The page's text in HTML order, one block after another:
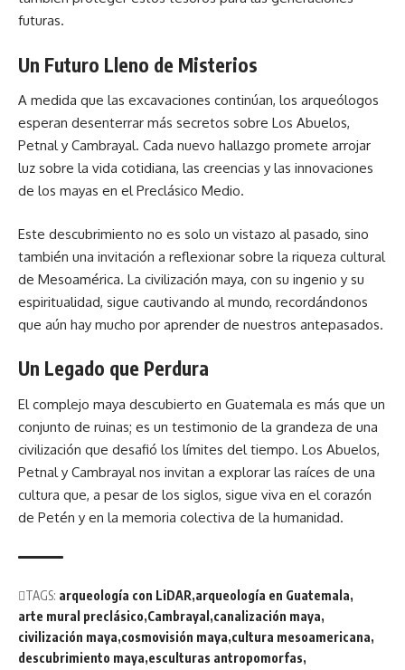
futuras.
Un Futuro Lleno de Misterios
A medida que las excavaciones continúan, los arqueólogos
esperan desenterrar más secretos sobre Los Abuelos,
Petnal y Cambrayal. Cada nuevo hallazgo promete arrojar
luz sobre la vida cotidiana, las creencias y las innovaciones
de los mayas en el Preclásico Medio.
Este descubrimiento no es solo un vistazo al pasado, sino
también una invitación a reflexionar sobre la riqueza cultural
de Mesoamérica. La civilización maya, con su ingenio y su
espiritualidad, sigue cautivando al mundo, recordándonos
que aún hay mucho por aprender de nuestros antepasados.
Un Legado que Perdura
El complejo maya descubierto en Guatemala es más que un
conjunto de ruinas; es un testimonio de la grandeza de una
civilización que desafió los límites del tiempo. Los Abuelos,
Petnal y Cambrayal nos invitan a explorar las raíces de una
cultura que, a pesar de los siglos, sigue viva en el corazón
de Petén y en la memoria colectiva de la humanidad.
TAGS: arqueología con LiDAR arqueología en Guatemala
arte mural preclásico Cambrayal canalización maya
civilización maya cosmovisión maya cultura mesoamericana
descubrimiento maya esculturas antropomorfas